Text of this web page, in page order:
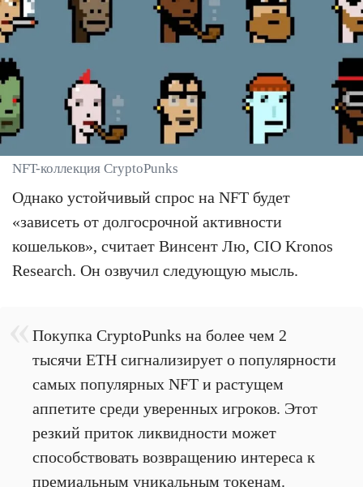
NFT-коллекция CryptoPunks
Однако устойчивый спрос на NFT будет
«зависеть от долгосрочной активности
кошельков», считает Винсент Лю, CIO Kronos
Research. Он озвучил следующую мысль.
Покупка CryptoPunks на более чем 2
тысячи ETH сигнализирует о популярности
самых популярных NFT и растущем
аппетите среди уверенных игроков. Этот
резкий приток ликвидности может
способствовать возвращению интереса к
премиальным уникальным токенам.